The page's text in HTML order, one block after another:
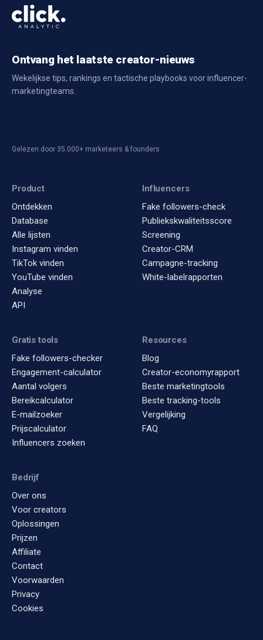
Ontvang het laatste creator-nieuws
Wekelijkse tips, rankings en tactische playbooks voor influencer-
marketingteams.
Gelezen door 35.000+ marketeers & founders
Product
Ontdekken
Database
Alle lijsten
Instagram vinden
TikTok vinden
YouTube vinden
Analyse
API
Influencers
Fake followers-check
Publiekskwaliteitsscore
Screening
Creator-CRM
Campagne-tracking
White-labelrapporten
Gratis tools
Fake followers-checker
Engagement-calculator
Aantal volgers
Bereikcalculator
E-mailzoeker
Prijscalculator
Influencers zoeken
Resources
Blog
Creator-economyrapport
Beste marketingtools
Beste tracking-tools
Vergelijking
FAQ
Bedrijf
Over ons
Voor creators
Oplossingen
Prijzen
Affiliate
Contact
Voorwaarden
Privacy
Cookies